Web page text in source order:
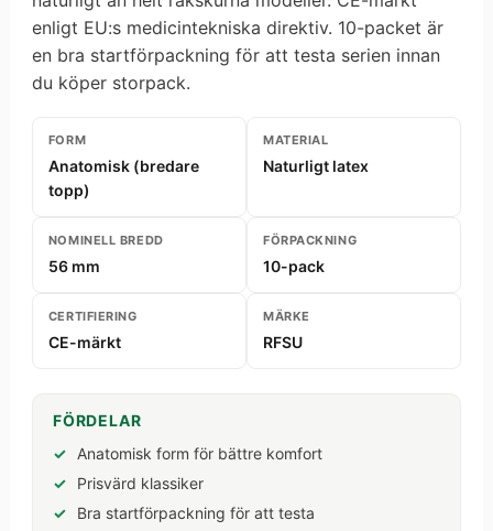
enligt EU:s medicintekniska direktiv. 10-packet är
en bra startförpackning för att testa serien innan
du köper storpack.
FORM
Anatomisk (bredare
topp)
MATERIAL
Naturligt latex
NOMINELL BREDD
56 mm
FÖRPACKNING
10-pack
CERTIFIERING
CE-märkt
MÄRKE
RFSU
FÖRDELAR
Anatomisk form för bättre komfort
Prisvärd klassiker
Bra startförpackning för att testa